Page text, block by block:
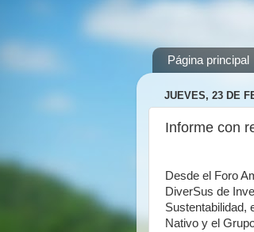
Página principal
JUEVES, 23 DE
Informe con
Desde el Foro
DiverSus de
Sustentabilidad,
Nativo y el